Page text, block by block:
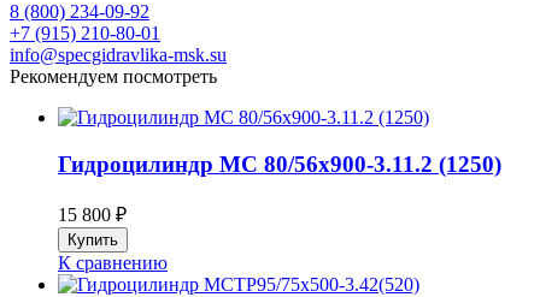
8 (800) 234-09-92
+7 (915) 210-80-01
info@specgidravlika-msk.su
Рекомендуем посмотреть
Гидроцилиндр МС 80/56х900-3.11.2 (1250)
15 800 ₽
К сравнению